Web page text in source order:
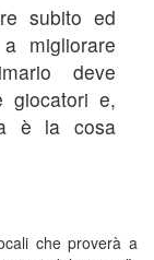
subito ed
migliorare
deve
giocatori e,
è la cosa
che proverà a